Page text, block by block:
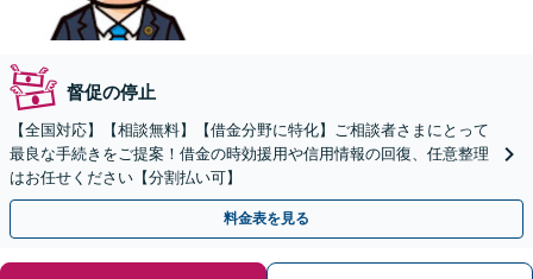
督促の停止
【全国対応】【相談無料】【借金分野に特化】ご相談者さまにとって
最良な手続きをご提案！借金の時効援用や信用情報の回復、任意整理
はお任せください【分割払い可】
料金表を見る